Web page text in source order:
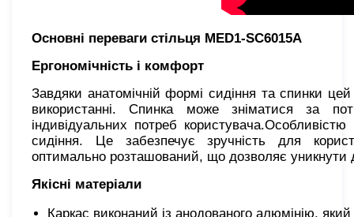
Основні переваги стільця MED1-SC6015A
Ергономічність і комфорт
Завдяки анатомічній формі сидіння та спинки
використанні. Спинка може зніматися за
індивідуальних потреб
сидіння. Це забезпечує зручність для
оптимально розташований, що дозволяє уникнути
Якісні матеріали
Каркас виконаний із анодованого алюмінію,